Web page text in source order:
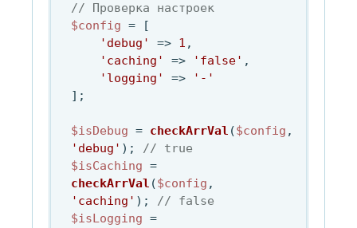
// Проверка настроек
$config = [
'debug'
=> 1 ,
'caching'
=> 'false' ,
'logging'
=>
'-'
];
$isDebug = checkArrVal ($config
'debug' ); // true
$isCaching
checkArrVal ($config
'caching' ); // false
$isLogging